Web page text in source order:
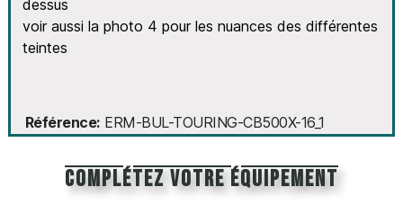
dessus
voir aussi la photo 4 pour les nuances des différentes
teintes
Référence ERM-BUL-TOURING-CB500X-16_1
Complétez votre équipement